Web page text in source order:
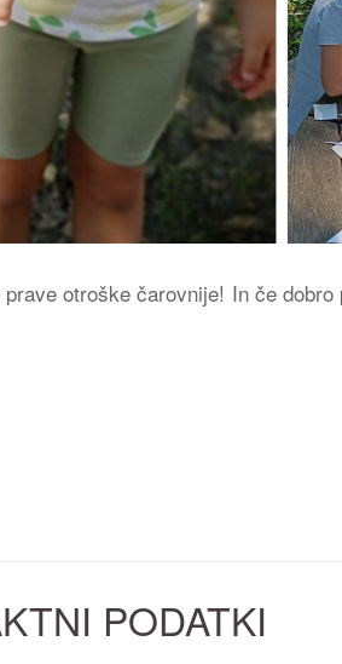
otroške čarovnije! In če
PODATKI